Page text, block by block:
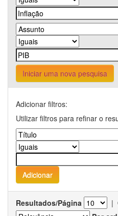
Iniciar uma nova pesquisa
Adicionar filtros:
Utilizar filtros para refinar o
Resultados/Página |